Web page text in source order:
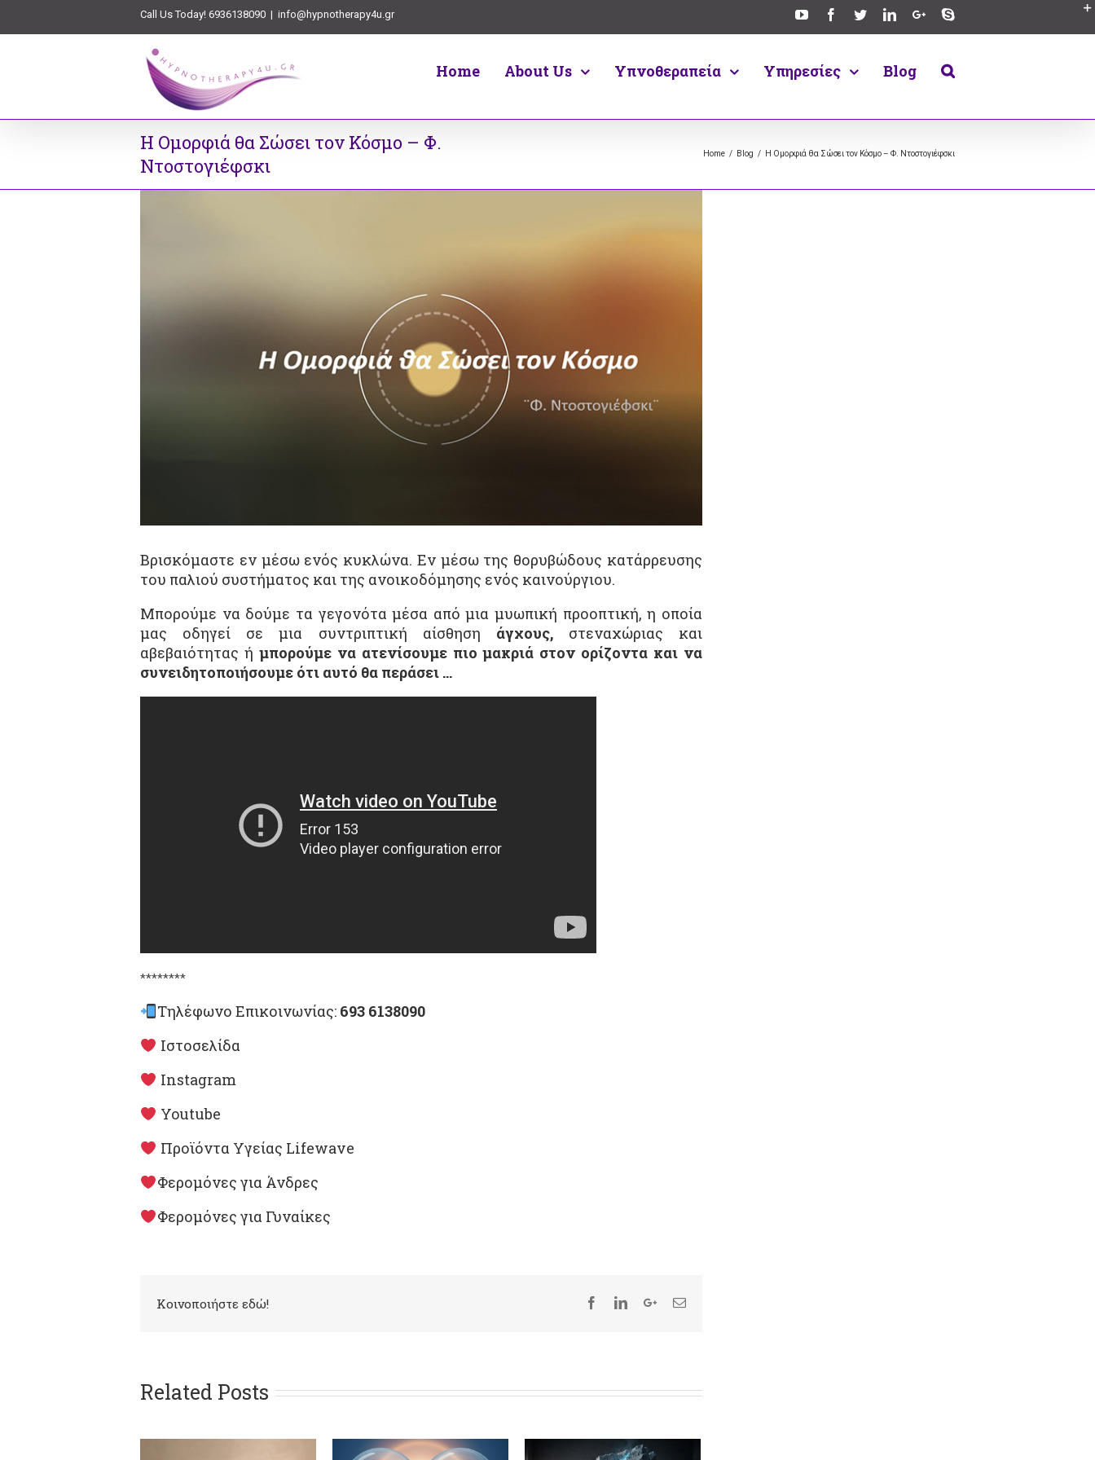
Call Us Today! 6936138090 | info@hypnotherapy4u.gr
Home About Us Υπνοθεραπεία Υπηρεσίες Blog
Η Oμορφιά θα Σώσει τον Κόσμο – Φ.
Ντοστογιέφσκι
Home / Blog / Η Oμορφιά θα Σώσει τον Κόσμο – Φ. Ντοστογιέφσκι
Βρισκόμαστε εν μέσω ενός κυκλώνα. Εν μέσω της θορυβώδους κατάρρευσης
του παλιού συστήματος και της ανοικοδόμησης ενός καινούργιου.
Μπορούμε να δούμε τα γεγονότα μέσα από μια μυωπική προοπτική, η οποία
μας οδηγεί σε μια συντριπτική αίσθηση άγχους,στεναχώριας και
αβεβαιότητας ή μπορούμε να ατενίσουμε πιο μακριά στον ορίζοντα και να
συνειδητοποιήσουμε ότι αυτό θα περάσει …
********
Τηλέφωνο Επικοινωνίας: 693 6138090
Ιστοσελίδα
Instagram
Youtube
Προϊόντα Υγείας Lifewave
Φερομόνες για Άνδρες
Φερομόνες για Γυναίκες
Kοινοποιήστε εδώ!
Related Posts